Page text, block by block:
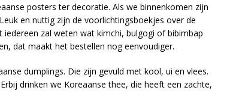
posters ter decoratie. Als we binnenkomen zijn
en nuttig zijn de voorlichtingsboekjes over de
zal weten wat kimchi, bulgogi of bibimbap
dat maakt het bestellen nog eenvoudiger.
dumplings. Die zijn gevuld met kool, ui en vlees.
drinken we Koreaanse thee, die heeft een zachte,